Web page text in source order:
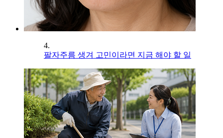
4.
팔자주름 생겨 고민이라면 지금 해야 할 일